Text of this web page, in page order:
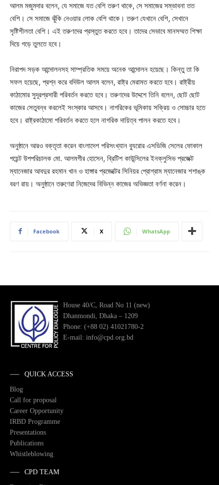
আলম মজুমদার বলেন, যে সমাজে যত বেশি তরুণ থাকে, সে সমাজের সম্ভাবনা তত
বেশি। সে সমাজে ঝুঁকি নেওয়ার লোক বেশি থাকে। তরুণ যেখানে বেশি, সেখানে
সৃষ্টিশীলতা বেশি। এই তরুণদের প্রস্তুত করতে হবে। তাদের সেভাবে মানসম্মত শিক্ষা
দিয়ে গড়ে তুলতে হবে।
নিরাপদ সড়ক আন্দোলনসহ সাম্প্রতিক সময়ে অনেক আন্দোলন হয়েছে। কিন্তু তা কি
সফল হয়েছে, প্রশ্ন করে বদিউল আলম বলেন, রাষ্ট্র মেরামত করতে হবে। রাষ্ট্রীয়
কাঠামোর সুদূরপ্রসারী পরিবর্তন করতে হবে। তরুণদের উদ্দেশে তিনি বলেন, ছোট ছোট
কাজের সেতুবন্ধ করলেই সংস্কার আসবে। নাগরিকের ভূমিকায় সক্রিয় ও সোচ্চার হতে
হবে। রাষ্ট্রকাঠামো পরিবর্তন করতে হলে নাগরিক দায়িত্ব পালন করতে হবে।
অনুষ্ঠানে আরও বক্তৃতা করেন বাংলাদেশ পরিসংখ্যান ব্যুরোর এসডিজি সেলের ফোকাল
পয়েন্ট উপপরিচালক মো. আলমগীর হোসেন, ব্রিটিশ কাউন্সিলের ইনক্লুসিভ প্রজেক্ট
ম্যানেজার আবদুর রহমান খান ও হাঙ্গার প্রজেক্টের সিনিয়র প্রোগ্রাম ম্যানেজার শশাঙ্ক
বরণ রায়। অনুষ্ঠানে তরুণেরা নিজেদের বিভিন্ন কাজের অভিজ্ঞতা বর্ণনা করেন।
Facebook X WhatsApp
House 40/C, Road No 11 (new)
Dhanmondi, Dhaka – 1209
Phone: (+88 02) 41021780-2
E-mail: info@cpd.org.bd
QUICK ACCESS
Blog
Call for proposal
Career Opportunity
IRBD Programme
Presentations
Publications
Whistleblowing
CPD TEAM